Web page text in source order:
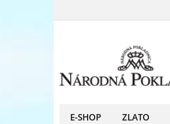
sveta
maťE-SHOP ZLATO
-
Pokladnica